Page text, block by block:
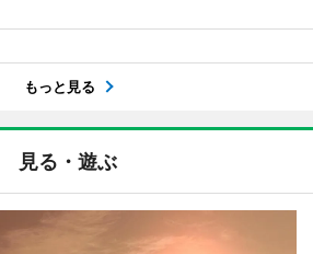
もっと見る
見る・遊ぶ